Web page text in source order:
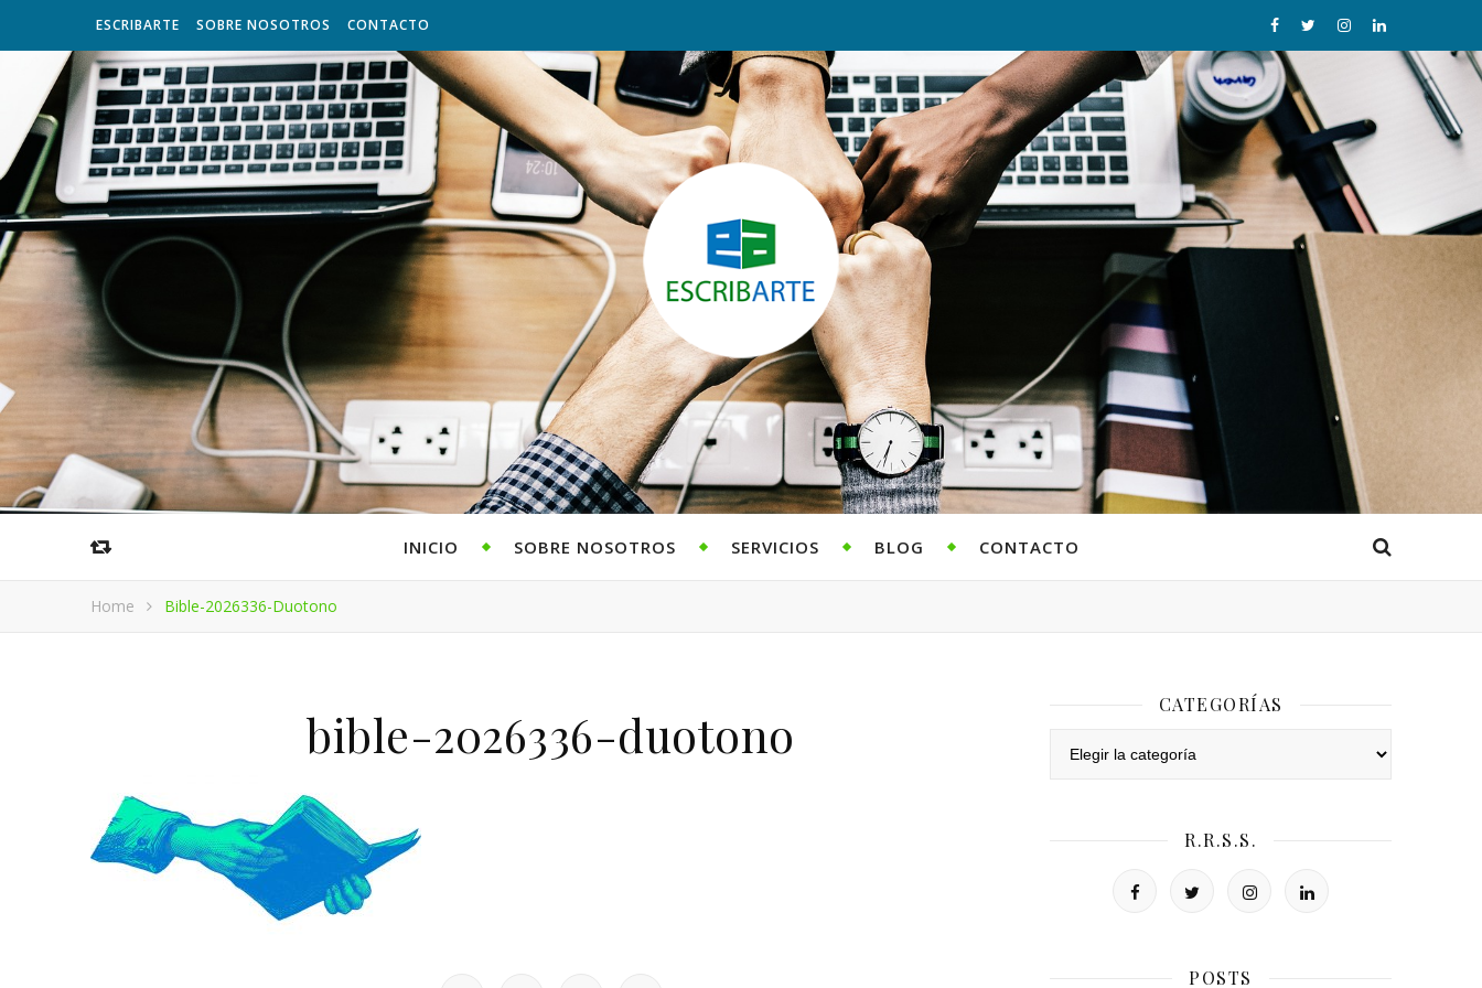
ESCRIBARTE SOBRE NOSOTROS CONTACTO
INICIO SOBRE NOSOTROS SERVICIOS BLOG CONTACTO
Home Bible-2026336-Duotono
bible-2026336-duotono
CATEGORÍAS
R.R.S.S.
POSTS